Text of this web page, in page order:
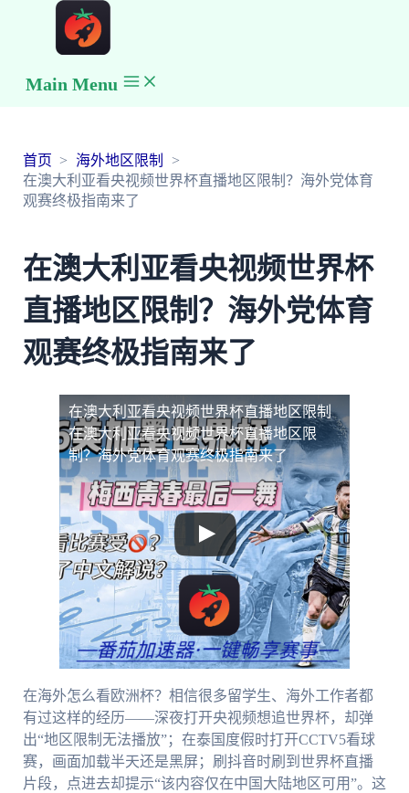
Main Menu
首页
海外地区限制
在澳大利亚看央视频世界杯直播地区限制？海外党体育
观赛终极指南来了
在澳大利亚看央视频世界杯
直播地区限制？海外党体育
观赛终极指南来了
在澳大利亚看央视频世界杯直播地区限制
在澳大利亚看央视频世界杯直播地区限
制？海外党体育观赛终极指南来了
在海外怎么看欧洲杯？相信很多留学生、海外工作者都
有过这样的经历——深夜打开央视频想追世界杯，却弹
出“地区限制无法播放”；在泰国度假时打开CCTV5看球
赛，画面加载半天还是黑屏；刷抖音时刷到世界杯直播
片段，点进去却提示“该内容仅在中国大陆地区可用”。这